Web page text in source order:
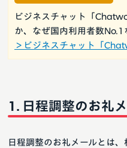
ビジネスチャット「
か、なぜ国内利用者数
＞ビジネスチャット「
日程調整のお礼
日程調整のお礼メールとは